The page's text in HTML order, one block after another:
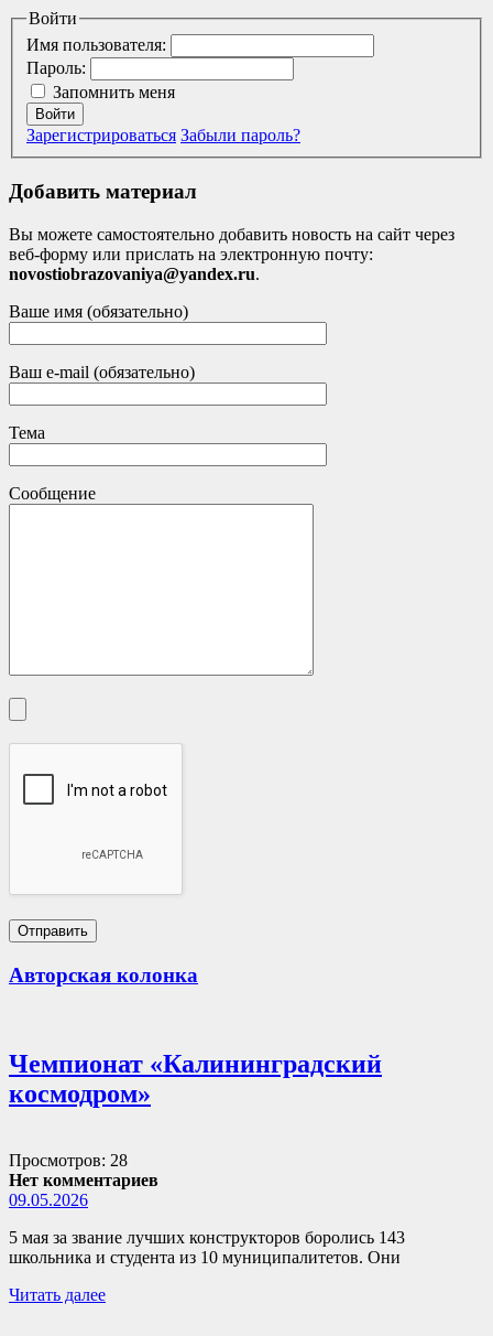
Войти
Имя пользователя:
Пароль:
Запомнить меня
Войти
Зарегистрироваться Забыли пароль?
Добавить материал
Вы можете самостоятельно добавить новость на сайт через
веб-форму или прислать на электронную почту:
novostiobrazovaniya@yandex.ru.
Ваше имя (обязательно)
Ваш e-mail (обязательно)
Тема
Сообщение
Авторская колонка
Чемпионат «Калининградский
космодром»
Просмотров: 28
Нет комментариев
09.05.2026
5 мая за звание лучших конструкторов боролись 143
школьника и студента из 10 муниципалитетов. Они
Читать далее